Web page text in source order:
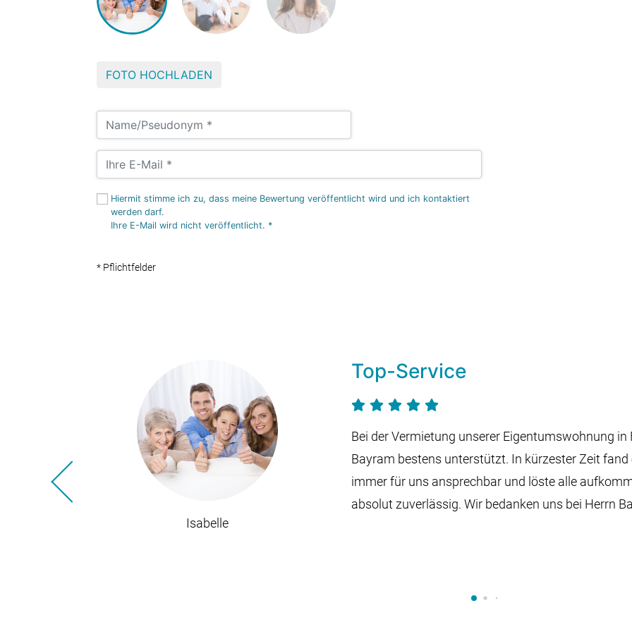
FOTO HOCHLADEN
Hiermit stimme ich zu, dass meine Bewertung veröffentlicht wird und ich kontaktiert
werden darf.
Ihre E-Mail wird nicht veröffentlicht. *
* Pflichtfelder
Isabelle
Top-Service
Bei der Vermietung unserer Eigentumswohnung
Bayram bestens unterstützt. In kürzester Zeit fand
immer für uns ansprechbar und löste alle
absolut zuverlässig. Wir bedanken uns bei Herrn